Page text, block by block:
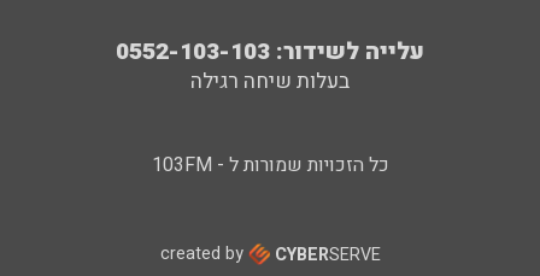
עלייה לשידור: 0552-103-103
בעלות שיחה רגילה
כל הזכויות שמורות ל - 103FM
created by CYBERSERVE